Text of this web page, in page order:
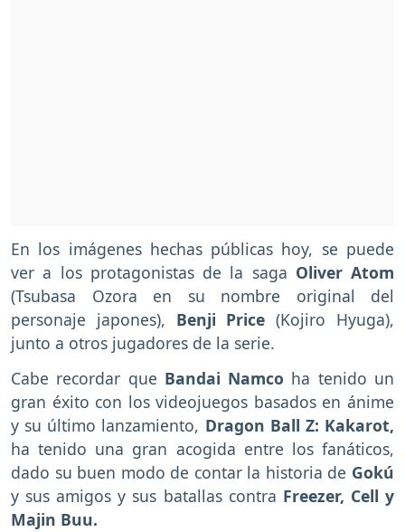
En los imágenes hechas públicas hoy, se puede
ver a los protagonistas de la saga Oliver Atom
(Tsubasa Ozora en su nombre original del
personaje japones), Benji Price(Kojiro Hyuga),
junto a otros jugadores de la serie.
Cabe recordar que Bandai Namco ha tenido un
gran éxito con los videojuegos basados en ánime
y su último lanzamiento, Dragon Ball Z: Kakarot,
ha tenido una gran acogida entre los fanáticos,
dado su buen modo de contar la historia de Gokú
y sus amigos y sus batallas contra Freezer, Cell y
Majin Buu.